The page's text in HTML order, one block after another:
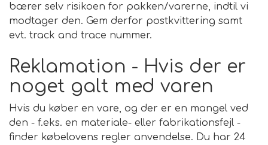
bærer selv risikoen for pakken/varerne, indtil vi
modtager den. Gem derfor postkvittering samt
evt. track and trace nummer.
Reklamation - Hvis der er
noget galt med varen
Hvis du køber en vare, og der er en mangel ved
den - f.eks. en materiale- eller fabrikationsfejl -
finder købelovens regler anvendelse. Du har 24